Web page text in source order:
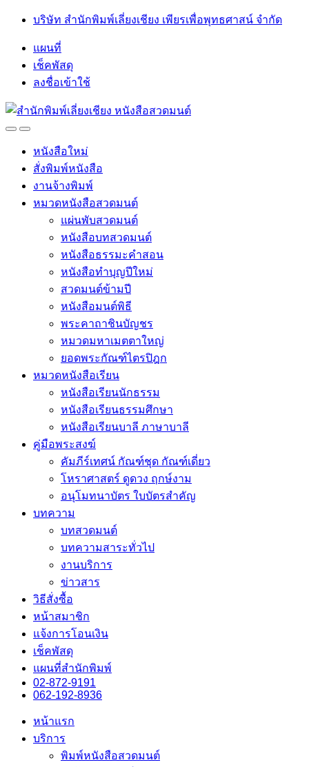
Skip
navigation
Skip
บริษัท สำนักพิมพ์เลี่ยงเชียง เพียรเพื่อพุทธศาสน์ จำกัด
แผนที่
เช็คพัสดุ
ลงชื่อเข้าใช้
OpenClose
หนังสือใหม่
สั่งพิมพ์หนังสือ
งานจ้างพิมพ์
หมวดหนังสือสวดมนต์
แผ่นพับสวดมนต์
หนังสือบทสวดมนต์
หนังสือธรรมะคำสอน
หนังสือทำบุญปีใหม่
สวดมนต์ข้ามปี
หนังสือมนต์พิธี
พระคาถาชินบัญชร
หมวดมหาเมตตาใหญ่
ยอดพระกัณฑ์ไตรปิฎก
หมวดหนังสือเรียน
หนังสือเรียนนักธรรม
หนังสือเรียนธรรมศึกษา
หนังสือเรียนบาลี ภาษาบาลี
คู่มือพระสงฆ์
คัมภีร์เทศน์ กัณฑ์ชุด กัณฑ์เดี่ยว
โหราศาสตร์ ดูดวง ฤกษ์งาม
อนุโมทนาบัตร ใบบัตรสำคัญ
บทความ
บทสวดมนต์
บทความสาระทั่วไป
งานบริการ
ข่าวสาร
วิธีสั่งซื้อ
หน้าสมาชิก
แจ้งการโอนเงิน
เช็คพัสดุ
แผนที่สำนักพิมพ์
02-872-9191
062-192-8936
หน้าแรก
บริการ
พิมพ์หนังสือสวดมนต์